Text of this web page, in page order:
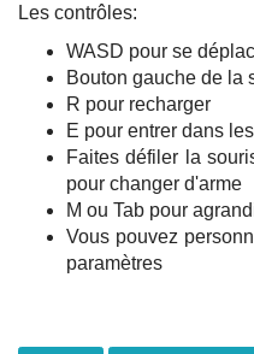
Les contrôles:
WASD pour se
Bouton gauche de la
R pour recharger
E pour entrer dans
Faites défiler la
pour changer d'arme
M ou Tab pour
Vous pouvez
paramètres